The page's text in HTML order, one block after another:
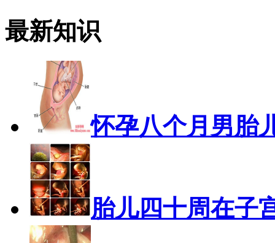
最新知识
怀孕八个月男胎
胎儿四十周在子